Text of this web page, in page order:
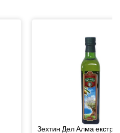
Зехтин Дел Алма екстра